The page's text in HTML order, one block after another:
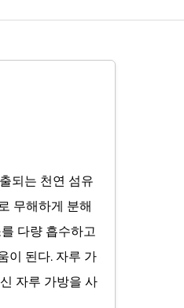
되는 천연 섬유
무해하게 분해
다량 흡수하고
이 된다. 자루 가
자루 가방을 사